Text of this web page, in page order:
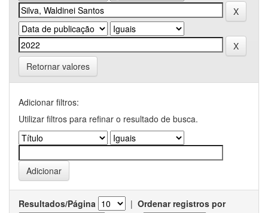
Retornar valores
Adicionar filtros:
Utilizar filtros para refinar o resultado de busca.
Resultados/Página | Ordenar registros por